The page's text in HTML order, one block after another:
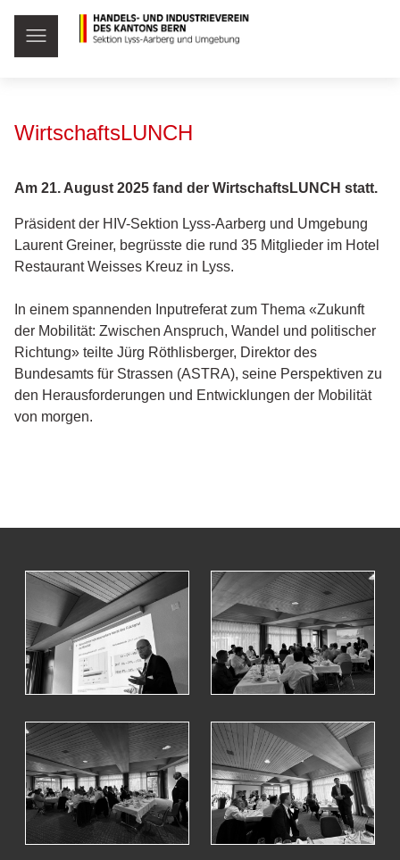
WirtschaftsLUNCH
Am 21. August 2025 fand der WirtschaftsLUNCH statt.
Präsident der HIV-Sektion Lyss-Aarberg und Umgebung
Laurent Greiner, begrüsste die rund 35 Mitglieder im Hotel
Restaurant Weisses Kreuz in Lyss.
In einem spannenden Inputreferat zum Thema «Zukunft
der Mobilität: Zwischen Anspruch, Wandel und politischer
Richtung» teilte Jürg Röthlisberger, Direktor des
Bundesamts für Strassen (ASTRA), seine Perspektiven zu
den Herausforderungen und Entwicklungen der Mobilität
von morgen.